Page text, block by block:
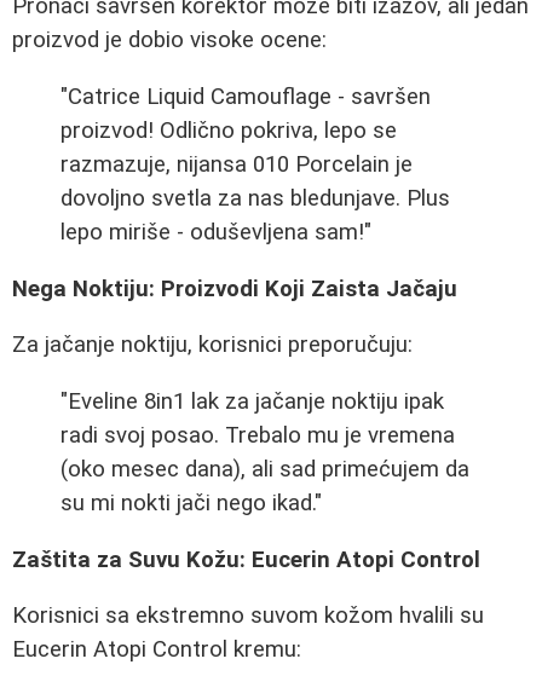
Pronaći savršen korektor može biti izazov, ali jedan
proizvod je dobio visoke ocene:
"Catrice Liquid Camouflage - savršen
proizvod! Odlično pokriva, lepo se
razmazuje, nijansa 010 Porcelain je
dovoljno svetla za nas bledunjave. Plus
lepo miriše - oduševljena sam!"
Nega Noktiju: Proizvodi Koji Zaista Jačaju
Za jačanje noktiju, korisnici preporučuju:
"Eveline 8in1 lak za jačanje noktiju ipak
radi svoj posao. Trebalo mu je vremena
(oko mesec dana), ali sad primećujem da
su mi nokti jači nego ikad."
Zaštita za Suvu Kožu: Eucerin Atopi Control
Korisnici sa ekstremno suvom kožom hvalili su
Eucerin Atopi Control kremu: